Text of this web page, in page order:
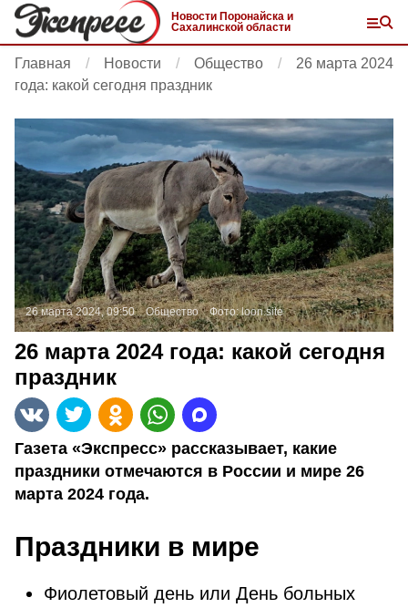
Новости Поронайска и
Сахалинской области
Главная Новости Общество
26 марта 2024
года: какой сегодня праздник
26 марта 2024, 09:50 Общество Фото:loon.site
26 марта 2024 года: какой сегодня
праздник
Газета «Экспресс» рассказывает, какие
праздники отмечаются в России и мире 26
марта 2024 года.
Праздники в мире
Фиолетовый день или День больных